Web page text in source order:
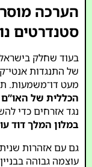
הערכה
סטנדרטים
בעוד שחלק
של התנגדות
מעט דו־משמעות.
הכללית של האו”ם
נגד אזרחים כדי
במלון המלך דוד
גם עם אזהרות